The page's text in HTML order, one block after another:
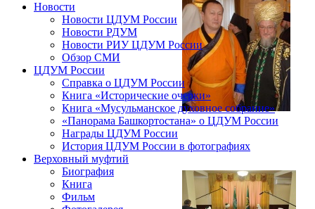
Новости
Новости ЦДУМ России
Новости РДУМ
Новости РИУ ЦДУМ России
Обзор СМИ
ЦДУМ России
Справка о ЦДУМ России
Книга «Исторические очерки»
Книга «Мусульманское духовное собрание»
«Панорама Башкортостана» о ЦДУМ России
Награды ЦДУМ России
История ЦДУМ России в фотографиях
Верховный муфтий
Биография
Книга
Фильм